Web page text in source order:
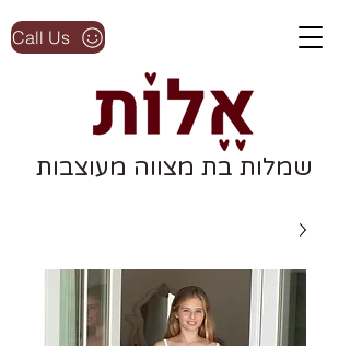
Call Us
שמלות בת מצווה מעוצבות